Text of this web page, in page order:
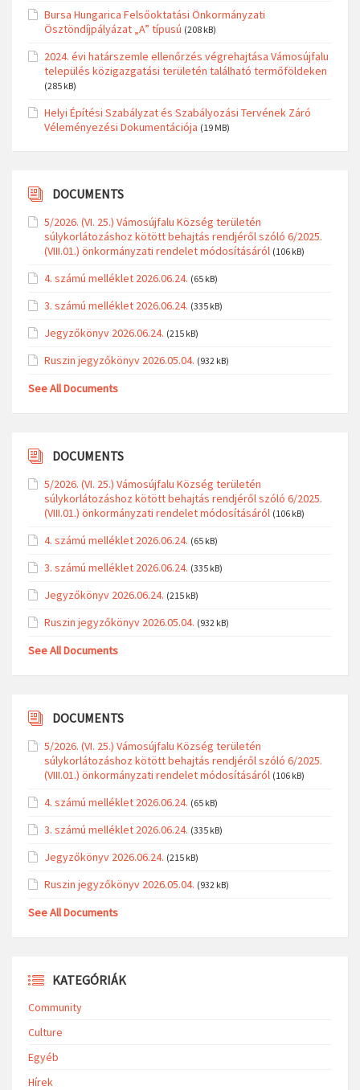
Bursa Hungarica Felsőoktatási Önkormányzati
Ösztöndíjpályázat „A” típusú (208 kB)
2024. évi határszemle ellenőrzés végrehajtása Vámosújfalu
település közigazgatási területén található termőföldeken
(285 kB)
Helyi Építési Szabályzat és Szabályozási Tervének Záró
Véleményezési Dokumentációja (19 MB)
DOCUMENTS
5/2026. (VI. 25.) Vámosújfalu Község területén
súlykorlátozáshoz kötött behajtás rendjéről szóló 6/2025.
(VIII.01.) önkormányzati rendelet módosításáról (106 kB)
4. számú melléklet 2026.06.24. (65 kB)
3. számú melléklet 2026.06.24. (335 kB)
Jegyzőkönyv 2026.06.24. (215 kB)
Ruszin jegyzőkönyv 2026.05.04. (932 kB)
See All Documents
DOCUMENTS
5/2026. (VI. 25.) Vámosújfalu Község területén
súlykorlátozáshoz kötött behajtás rendjéről szóló 6/2025.
(VIII.01.) önkormányzati rendelet módosításáról (106 kB)
4. számú melléklet 2026.06.24. (65 kB)
3. számú melléklet 2026.06.24. (335 kB)
Jegyzőkönyv 2026.06.24. (215 kB)
Ruszin jegyzőkönyv 2026.05.04. (932 kB)
See All Documents
DOCUMENTS
5/2026. (VI. 25.) Vámosújfalu Község területén
súlykorlátozáshoz kötött behajtás rendjéről szóló 6/2025.
(VIII.01.) önkormányzati rendelet módosításáról (106 kB)
4. számú melléklet 2026.06.24. (65 kB)
3. számú melléklet 2026.06.24. (335 kB)
Jegyzőkönyv 2026.06.24. (215 kB)
Ruszin jegyzőkönyv 2026.05.04. (932 kB)
See All Documents
KATEGÓRIÁK
Community
Culture
Egyéb
Hírek